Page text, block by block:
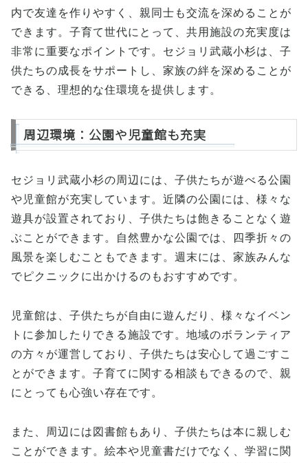
内で友達を作りやすく、親同士も交流を深めることが
できます。子育て世代にとって、共用施設の充実度は
非常に重要なポイントです。セジョリ武蔵小杉は、子
供たちの成長をサポートし、家族の絆を深めることが
できる、理想的な住環境を提供します。
周辺環境：公園や児童館も充実
セジョリ武蔵小杉の周辺には、子供たちが遊べる公園
や児童館が充実しています。近隣の公園には、様々な
遊具が設置されており、子供たちは飽きることなく遊
ぶことができます。自然豊かな公園では、四季折々の
風景を楽しむこともできます。週末には、家族みんな
でピクニックに出かけるのもおすすめです。
児童館は、子供たちが自由に遊んだり、様々なイベン
トに参加したりできる施設です。地域のボランティア
の方々が運営しており、子供たちは安心して過ごすこ
とができます。子育てに関する相談もできるので、親
にとっても心強い存在です。
また、周辺には図書館もあり、子供たちは本に親しむ
ことができます。絵本や児童書だけでなく、学習に関